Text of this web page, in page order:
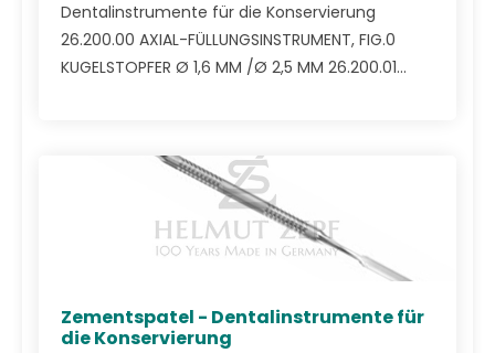
Dentalinstrumente für die Konservierung
26.200.00 AXIAL-FÜLLUNGSINSTRUMENT, FIG.0
KUGELSTOPFER Ø 1,6 MM /Ø 2,5 MM 26.200.01...
Zementspatel - Dentalinstrumente für
die Konservierung